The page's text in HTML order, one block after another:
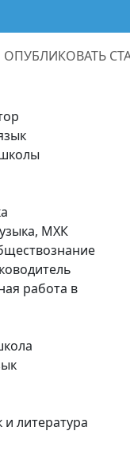
ОПУБЛИКОВАТЬ
МХК
работа в
и литература